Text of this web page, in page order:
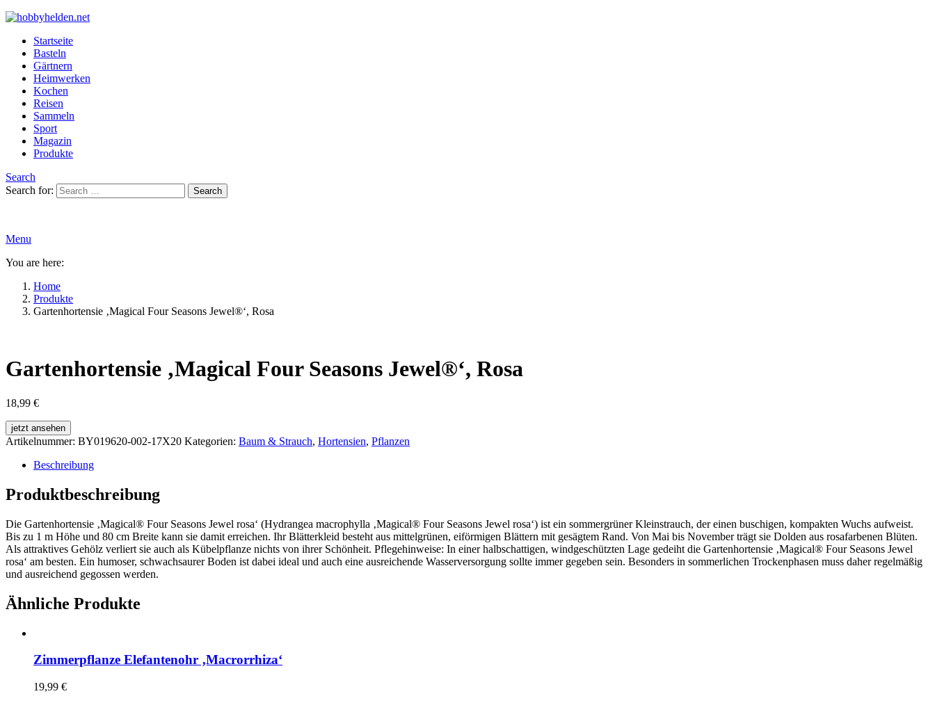
Startseite
Basteln
Gärtnern
Heimwerken
Kochen
Reisen
Sammeln
Sport
Magazin
Produkte
Search
Search for:
Search
Menu
You are here:
Home
Produkte
Gartenhortensie ‚Magical Four Seasons Jewel®‘, Rosa
Gartenhortensie ‚Magical Four Seasons Jewel®‘, Rosa
18,99 €
jetzt ansehen
Artikelnummer: BY019620-002-17X20 Kategorien: Baum & Strauch, Hortensien, Pflanzen
Beschreibung
Produktbeschreibung
Die Gartenhortensie ‚Magical® Four Seasons Jewel rosa‘ (Hydrangea macrophylla ‚Magical® Four Seasons Jewel rosa‘) ist ein sommergrüner Kleinstrauch, der einen buschigen, kompakten Wuchs aufweist.
Bis zu 1 m Höhe und 80 cm Breite kann sie damit erreichen. Ihr Blätterkleid besteht aus mittelgrünen, eiförmigen Blättern mit gesägtem Rand. Von Mai bis November trägt sie Dolden aus rosafarbenen Blüten.
Als attraktives Gehölz verliert sie auch als Kübelpflanze nichts von ihrer Schönheit. Pflegehinweise: In einer halbschattigen, windgeschützten Lage gedeiht die Gartenhortensie ‚Magical® Four Seasons Jewel
rosa‘ am besten. Ein humoser, schwachsaurer Boden ist dabei ideal und auch eine ausreichende Wasserversorgung sollte immer gegeben sein. Besonders in sommerlichen Trockenphasen muss daher regelmäßig
und ausreichend gegossen werden.
Ähnliche Produkte
Zimmerpflanze Elefantenohr ‚Macrorrhiza‘
19,99 €